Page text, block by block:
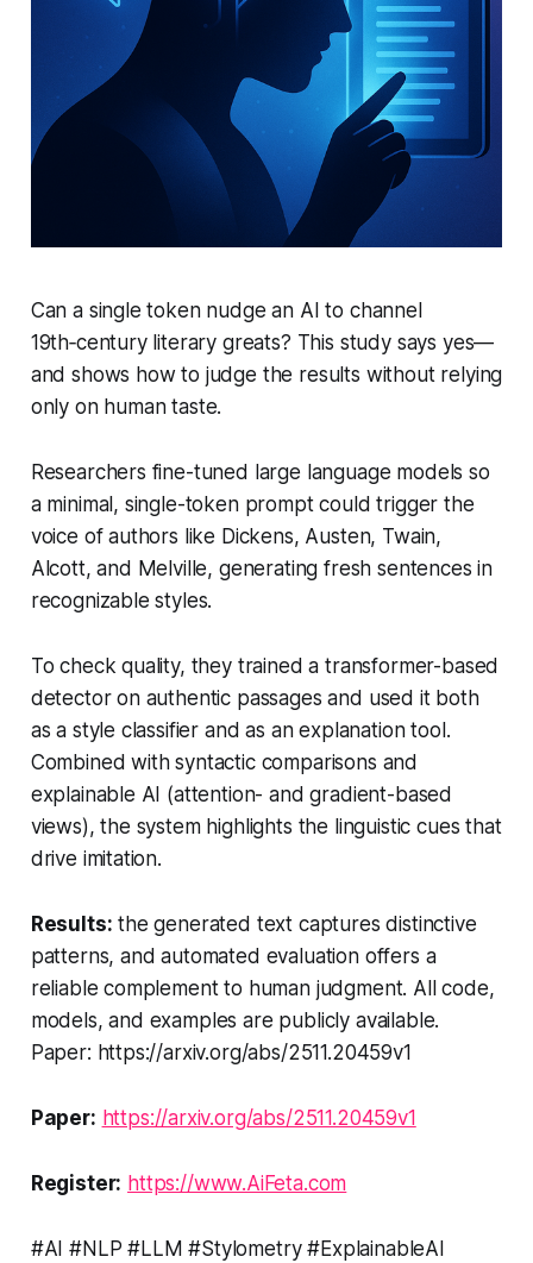
Can a single token nudge an AI to channel
19th‑century literary greats? This study says yes—
and shows how to judge the results without relying
only on human taste.
Researchers fine-tuned large language models so
a minimal, single-token prompt could trigger the
voice of authors like Dickens, Austen, Twain,
Alcott, and Melville, generating fresh sentences in
recognizable styles.
To check quality, they trained a transformer-based
detector on authentic passages and used it both
as a style classifier and as an explanation tool.
Combined with syntactic comparisons and
explainable AI (attention- and gradient-based
views), the system highlights the linguistic cues that
drive imitation.
Results: the generated text captures distinctive
patterns, and automated evaluation offers a
reliable complement to human judgment. All code,
models, and examples are publicly available.
Paper: https://arxiv.org/abs/2511.20459v1
Paper: https://arxiv.org/abs/2511.20459v1
Register: https://www.AiFeta.com
#AI #NLP #LLM #Stylometry #ExplainableAI